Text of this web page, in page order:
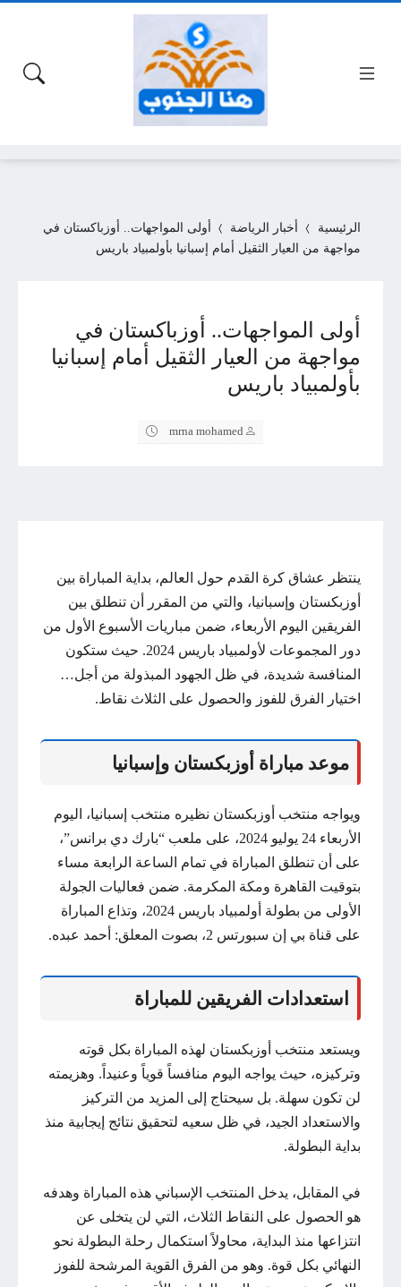
الرئيسية أخبار الرياضة
أولى المواجهات.. أوزباكستان في
مواجهة من العيار الثقيل أمام إسبانيا بأولمبياد باريس
أولى المواجهات.. أوزباكستان في
مواجهة من العيار الثقيل أمام إسبانيا
بأولمبياد باريس
mrna mohamed
ينتظر عشاق كرة القدم حول العالم، بداية المباراة بين
أوزبكستان وإسبانيا، والتي من المقرر أن تنطلق بين
الفريقين اليوم الأربعاء، ضمن مباريات الأسبوع الأول من
دور المجموعات لأولمبياد باريس 2024. حيث ستكون
المنافسة شديدة، في ظل الجهود المبذولة من أجل…
اختيار الفرق للفوز والحصول على الثلاث نقاط.
موعد مباراة أوزبكستان وإسبانيا
ويواجه منتخب أوزبكستان نظيره منتخب إسبانيا، اليوم
الأربعاء 24 يوليو 2024، على ملعب “بارك دي برانس”،
على أن تنطلق المباراة في تمام الساعة الرابعة مساء
بتوقيت القاهرة ومكة المكرمة. ضمن فعاليات الجولة
الأولى من بطولة أولمبياد باريس 2024، وتذاع المباراة
على قناة بي إن سبورتس 2، بصوت المعلق: أحمد عبده.
استعدادات الفريقين للمباراة
ويستعد منتخب أوزبكستان لهذه المباراة بكل قوته
وتركيزه، حيث يواجه اليوم منافساً قوياً وعنيداً. وهزيمته
لن تكون سهلة. بل سيحتاج إلى المزيد من التركيز
والاستعداد الجيد، في ظل سعيه لتحقيق نتائج إيجابية منذ
بداية البطولة.
في المقابل، يدخل المنتخب الإسباني هذه المباراة وهدفه
هو الحصول على النقاط الثلاث، التي لن يتخلى عن
انتزاعها منذ البداية، محاولاً استكمال رحلة البطولة نحو
النهائي بكل قوة. وهو من الفرق القوية المرشحة للفوز